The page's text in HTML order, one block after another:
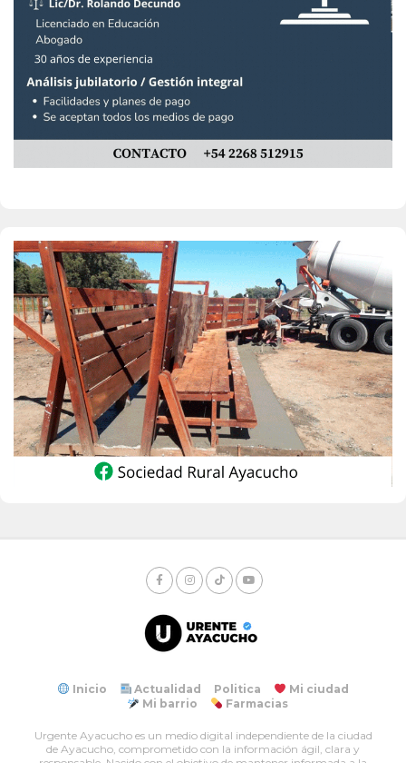
Inicio Actualidad Politica
Mi ciudad
Mi barrio
Farmacias
Urgente Ayacucho es un medio digital independiente de la ciudad
de Ayacucho, comprometido con la información ágil, clara y